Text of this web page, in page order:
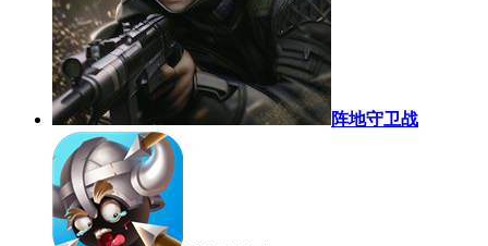
阵地守卫战